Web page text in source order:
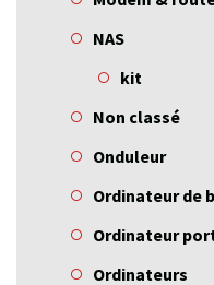
NAS
kit
Non classé
Onduleur
Ordinateur de
Ordinateur
Ordinateurs